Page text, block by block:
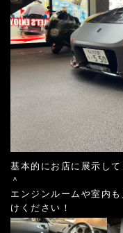
基本的にお店に展示し
＾
エンジンルームや室内
けください！